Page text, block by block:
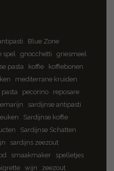
Blue Zone
spel gnocchetti
griesmeel
pasta koffie
koffiebonen
mediterrane kruiden
pasta pecorino
reposare
sardijnse antipasti
Sardijnse koffie
Sardijnse Schatten
sardijns zeezout
smaakmaker
spelletjes
wijn zeezout